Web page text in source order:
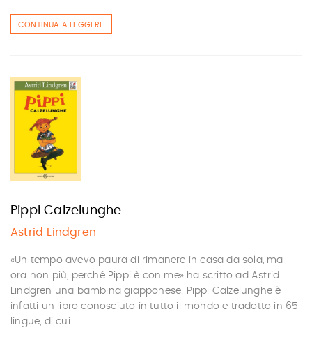
CONTINUA A LEGGERE
Pippi Calzelunghe
Astrid Lindgren
«Un tempo avevo paura di rimanere in casa da sola, ma
ora non più, perché Pippi è con me» ha scritto ad Astrid
Lindgren una bambina giapponese. Pippi Calzelunghe è
infatti un libro conosciuto in tutto il mondo e tradotto in 65
lingue, di cui ...